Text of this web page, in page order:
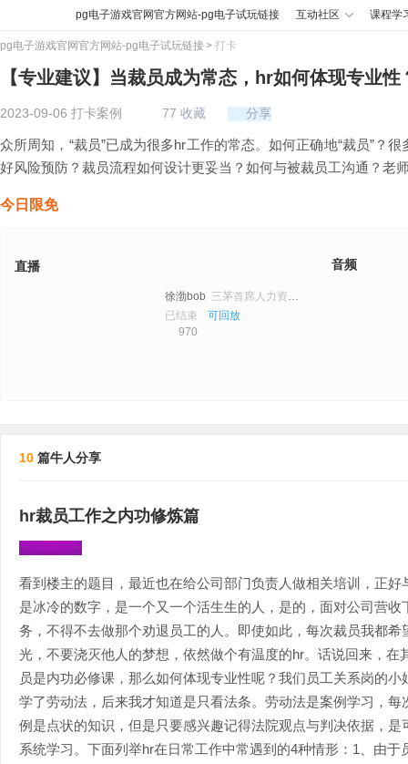
pg电子游戏官网官方网站-pg电子试玩链接 互动社区 课程学
pg电子游戏官网官方网站-pg电子试玩链接 打卡
【专业建议】当裁员成为常态，hr如何体现专业
2023-09-06 打卡案例 77 收藏 分享
众所周知，“裁员”已成为很多hr工作的常态。如何正确地“裁员”？
好风险预防？裁员流程如何设计更妥当？如何与被裁员工沟通？老
今日限免
直播
徐渤bob 三茅首席人力资源专家/课程研发总监
已结束
可回放
970
音频
10 篇牛人分享
hr裁员工作之内功修炼篇
看到楼主的题目，最近也在给公司部门负责人做相关培训，正
是冰冷的数字，是一个又一个活生生的人，是的，面对公司营
务，不得不去做那个劝退员工的人。即使如此，每次裁员我都
光，不要浇灭他人的梦想，依然做个有温度的hr。话说回来，在
员是内功必修课，那么如何体现专业性呢？我们员工关系岗的
学了劳动法，后来我才知道是只看法条。劳动法是案例学习，
例是点状的知识，但是只要感兴趣记得法院观点与判决依据，
系统学习。下面列举hr在日常工作中常遇到的4种情形：1、由